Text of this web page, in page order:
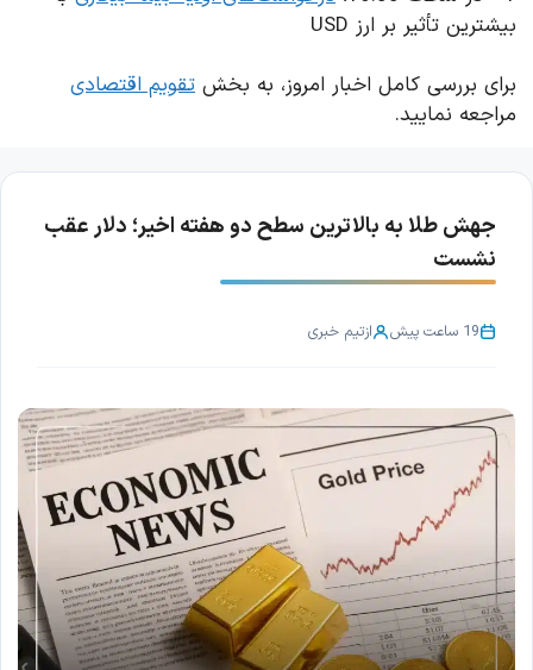
بیشترین تأثیر بر ارز USD
برای بررسی کامل اخبار امروز، به بخش تقویم اقتصادی
مراجعه نمایید.
جهش طلا به بالاترین سطح دو هفته اخیر؛ دلار عقب
نشست
19 ساعت پیش ازتیم خبری